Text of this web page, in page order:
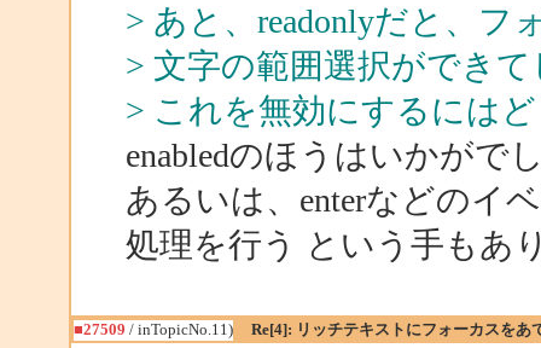
> あと、readonlyだと、フ
> 文字の範囲選択ができ
> これを無効にするには
enabledのほうはいかがで
あるいは、enterなどのイ
処理を行う という手もあ
■27509 / inTopicNo.11) Re[4]: リッチテキストにフォーカスをあ